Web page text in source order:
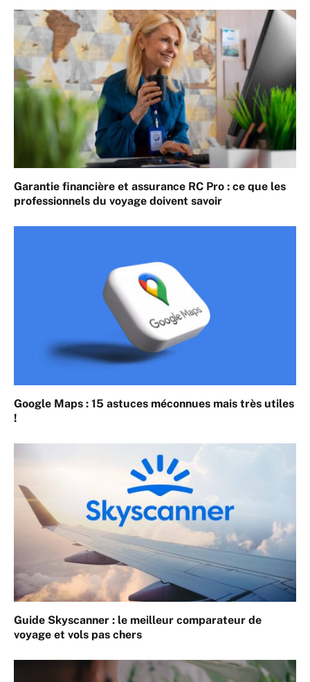
Garantie financière et assurance RC Pro : ce que les
professionnels du voyage doivent savoir
Google Maps : 15 astuces méconnues mais très utiles
!
Guide Skyscanner : le meilleur comparateur de
voyage et vols pas chers